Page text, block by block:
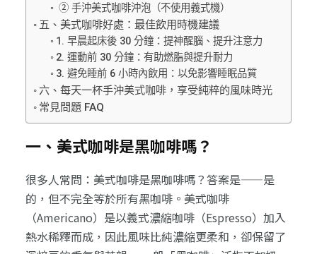
② 手沖美式咖啡沖泡（不使用義式機）
五、美式咖啡好處：最佳飲用時機建議
1. 早晨起床後 30 分鐘：提神醒腦、提升注意力
2. 運動前 30 分鐘：有助燃脂與提升耐力
3. 避免睡前 6 小時內飲用：以免影響睡眠品質
六、每天一杯手沖美式咖啡，享受純粹的風味時光
常見問題 FAQ
一、美式咖啡是黑咖啡嗎？
很多人常問：美式咖啡是黑咖啡嗎？答案是——是
的，但不完全等於所有黑咖啡。美式咖啡
（Americano）是以義式濃縮咖啡（Espresso）加入
熱水稀釋而成，因此風味比純濃縮更柔和，卻保留了